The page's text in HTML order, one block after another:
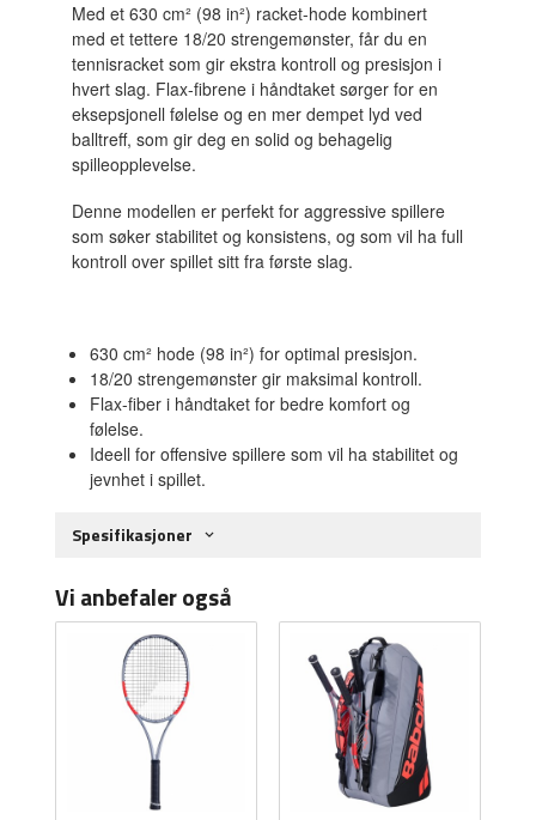
Med et 630 cm² (98 in²) racket-hode kombinert
med et tettere 18/20 strengemønster, får du en
tennisracket som gir ekstra kontroll og presisjon i
hvert slag. Flax-fibrene i håndtaket sørger for en
eksepsjonell følelse og en mer dempet lyd ved
balltreff, som gir deg en solid og behagelig
spilleopplevelse.
Denne modellen er perfekt for aggressive spillere
som søker stabilitet og konsistens, og som vil ha full
kontroll over spillet sitt fra første slag.
630 cm² hode (98 in²) for optimal presisjon.
18/20 strengemønster gir maksimal kontroll.
Flax-fiber i håndtaket for bedre komfort og
følelse.
Ideell for offensive spillere som vil ha stabilitet og
jevnhet i spillet.
Spesifikasjoner
Vi anbefaler også